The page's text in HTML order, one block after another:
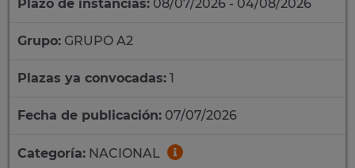
Plazo de instancias: 08/07/2026 - 04/08/2026
Grupo: GRUPO A2
Plazas ya convocadas: 1
Fecha de publicación: 07/07/2026
Categoría: NACIONAL